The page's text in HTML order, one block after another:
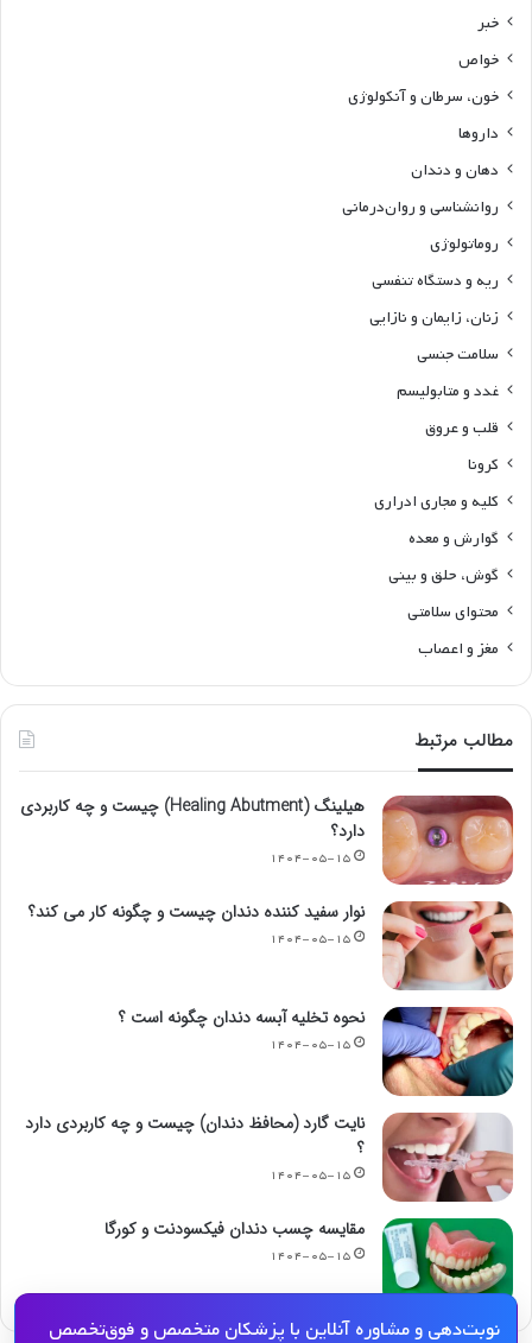
خبر
خواص
خون، سرطان و آنکولوژی
داروها
دهان و دندان
روانشناسی و روان‌درمانی
روماتولوژی
ریه و دستگاه تنفسی
زنان، زایمان و نازایی
سلامت جنسی
غدد و متابولیسم
قلب و عروق
کرونا
کلیه و مجاری ادراری
گوارش و معده
گوش، حلق و بینی
محتوای سلامتی
مغز و اعصاب
مطالب مرتبط
هیلینگ (Healing Abutment) چیست و چه کاربردی
دارد؟
۱۴۰۴-۰۵-۱۵
نوار سفید کننده دندان چیست و چگونه کار می کند؟
۱۴۰۴-۰۵-۱۵
نحوه تخلیه آبسه دندان چگونه است ؟
۱۴۰۴-۰۵-۱۵
نایت گارد (محافظ دندان) چیست و چه کاربردی دارد
؟
۱۴۰۴-۰۵-۱۵
مقایسه چسب دندان فیکسودنت و کورگا
۱۴۰۴-۰۵-۱۵
نوبت‌دهی و مشاوره آنلاین با پزشکان متخصص و فوق‌تخصص